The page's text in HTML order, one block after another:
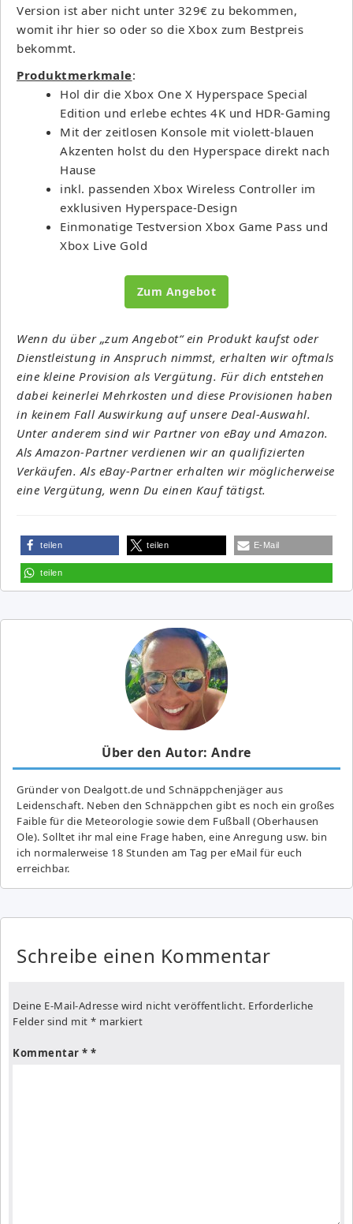
Version ist aber nicht unter 329€ zu bekommen,
womit ihr hier so oder so die Xbox zum Bestpreis
bekommt.
Produktmerkmale:
Hol dir die Xbox One X Hyperspace Special
Edition und erlebe echtes 4K und HDR-Gaming
Mit der zeitlosen Konsole mit violett-blauen
Akzenten holst du den Hyperspace direkt nach
Hause
inkl. passenden Xbox Wireless Controller im
exklusiven Hyperspace-Design
Einmonatige Testversion Xbox Game Pass und
Xbox Live Gold
Zum Angebot
Wenn du über „zum Angebot“ ein Produkt kaufst oder
Dienstleistung in Anspruch nimmst, erhalten wir oftmals
eine kleine Provision als Vergütung. Für dich entstehen
dabei keinerlei Mehrkosten und diese Provisionen haben
in keinem Fall Auswirkung auf unsere Deal-Auswahl.
Unter anderem sind wir Partner von eBay und Amazon.
Als Amazon-Partner verdienen wir an qualifizierten
Verkäufen. Als eBay-Partner erhalten wir möglicherweise
eine Vergütung, wenn Du einen Kauf tätigst.
teilen teilen E-Mail
teilen
Über den Autor: Andre
Gründer von Dealgott.de und Schnäppchenjäger aus
Leidenschaft. Neben den Schnäppchen gibt es noch ein großes
Fai­ble für die Meteorologie sowie dem Fußball (Oberhausen
Ole). Solltet ihr mal eine Frage haben, eine Anregung usw. bin
ich normalerweise 18 Stunden am Tag per eMail für euch
erreichbar.
Schreibe einen Kommentar
Deine E-Mail-Adresse wird nicht veröffentlicht. Erforderliche
Felder sind mit * markiert
Kommentar *